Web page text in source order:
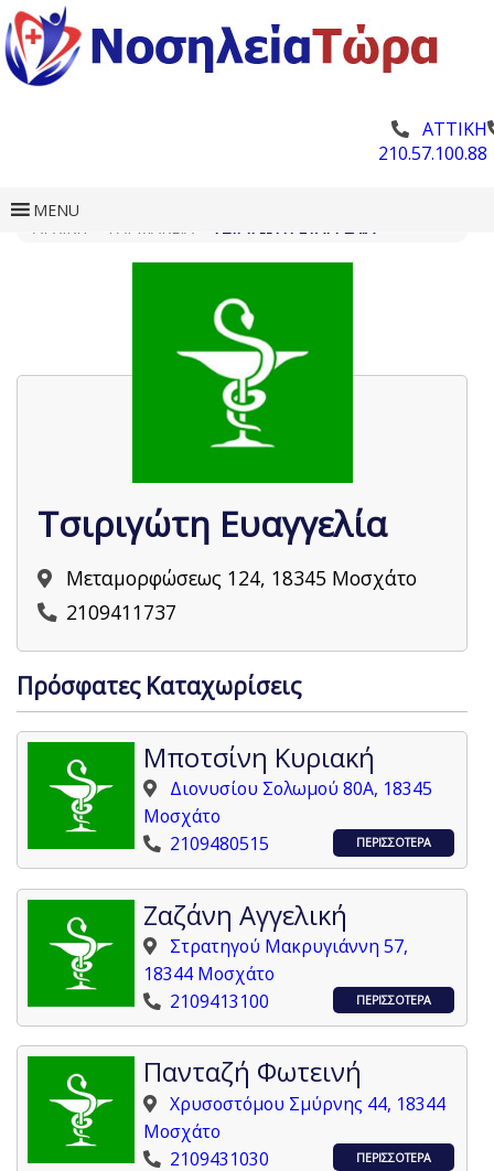
ΑΤΤΙΚΗ
210.57.100.88
MENU
Τσιριγώτη Ευαγγελία
Μεταμορφώσεως 124, 18345 Μοσχάτο
2109411737
Πρόσφατες Καταχωρίσεις
Μποτσίνη Κυριακή
Διονυσίου Σολωμού 80Α, 18345
Μοσχάτο
2109480515
ΠΕΡΙΣΣΟΤΕΡΑ
Ζαζάνη Αγγελική
Στρατηγού Μακρυγιάννη 57,
18344 Μοσχάτο
2109413100
ΠΕΡΙΣΣΟΤΕΡΑ
Πανταζή Φωτεινή
Χρυσοστόμου Σμύρνης 44, 18344
Μοσχάτο
2109431030
ΠΕΡΙΣΣΟΤΕΡΑ